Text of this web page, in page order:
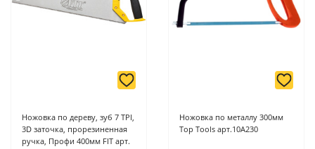
Ножовка по дереву, зуб 7 ТPI,
3D заточка, прорезиненная
ручка, Профи 400мм FIT арт.
Ножовка по металлу 300мм
Top Tools арт.10А230